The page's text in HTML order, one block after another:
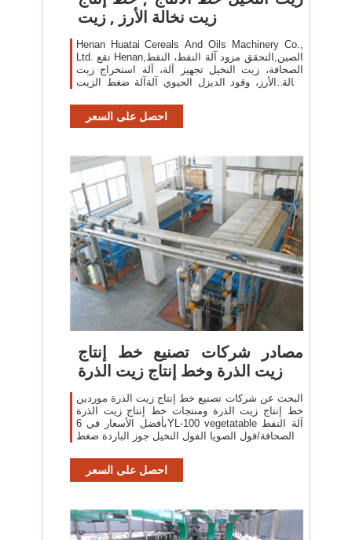
زيت نخالة الأرز , زيت
Henan Huatai Cereals And Oils Machinery Co.,
Ltd. تقع Henan,الصين,التحقق مزود آلة النفط، النفط
الصحافة، زيت النخيل تجهيز آلة، آلة استخراج زيت
نخالة الأرز، وقود الديزل الحيوي آلةآلة ضغط الزيت
احصل على السعر
مصادر شركات تصنيع خط إنتاج
زيت الذرة وخط إنتاج زيت الذرة
البحث عن شركات تصنيع خط إنتاج زيت الذرة موردين
خط إنتاج زيت الذرة ومنتجات خط إنتاج زيت الذرة
بأفضل الأسعار في 6YL-100 vegetatable آلة النفط
الصحافة/فول الصويا الفول النخيل جوز الباردة ضغط
احصل على السعر